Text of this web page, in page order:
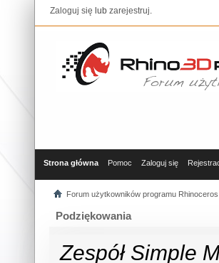
Zaloguj się lub zarejestruj.
Strona główna Pomoc Zaloguj się
Forum użytkowników programu
Podziękowania
Zespół Simple